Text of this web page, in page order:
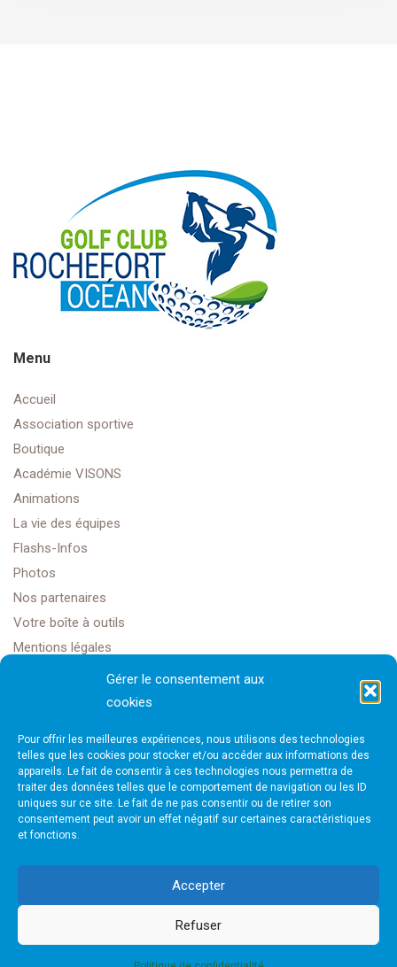
Gérer le consentement aux
cookies
Pour offrir les meilleures expériences, nous utilisons des technologies
telles que les cookies pour stocker et/ou accéder aux informations des
appareils. Le fait de consentir à ces technologies nous permettra de
traiter des données telles que le comportement de navigation ou les ID
uniques sur ce site. Le fait de ne pas consentir ou de retirer son
consentement peut avoir un effet négatif sur certaines caractéristiques
et fonctions.
Accepter
Refuser
Menu
Accueil
Association sportive
Boutique
Académie VISONS
Animations
La vie des équipes
Flashs-Infos
Photos
Nos partenaires
Votre boîte à outils
Mentions légales
Golf Club Rochefort Océan
1608 Rte Impériale,
17450 Saint-Laurent-de-la-Prée
golfrochefortais@gmail.com
Site internet créé par Next Solution